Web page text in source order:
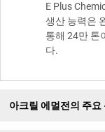
E Plus
생산 능력은
통해 24만 톤
다.
아크릴 에멀전의 주